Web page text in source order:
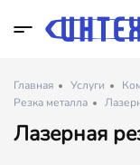
Главная Услуги
Резка металла
Лазерная